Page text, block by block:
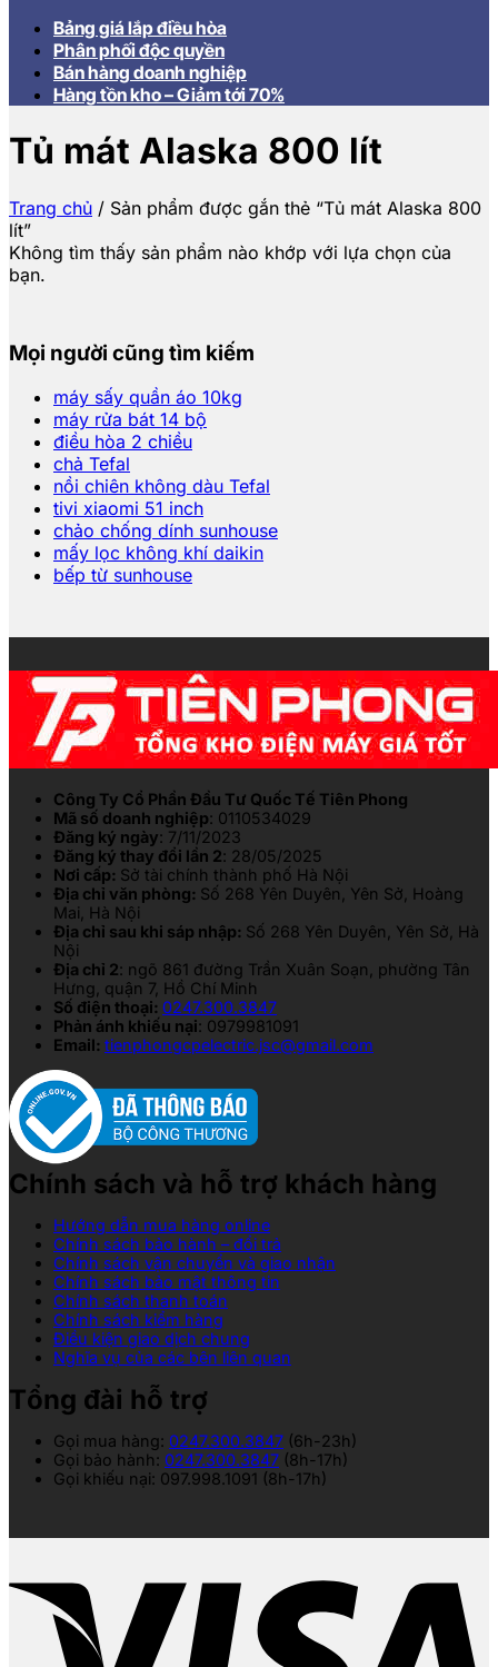
Bảng giá lắp điều hòa
Phân phối độc quyền
Bán hàng doanh nghiệp
Hàng tồn kho – Giảm tới 70%
Tủ mát Alaska 800 lít
Trang chủ / Sản phẩm được gắn thẻ “Tủ mát Alaska 800
lít”
Không tìm thấy sản phẩm nào khớp với lựa chọn của
bạn.
Mọi người cũng tìm kiếm
máy sấy quần áo 10kg
máy rửa bát 14 bộ
điều hòa 2 chiều
chả Tefal
nồi chiên không dàu Tefal
tivi xiaomi 51 inch
chảo chống dính sunhouse
mấy lọc không khí daikin
bếp từ sunhouse
Công Ty Cổ Phần Đầu Tư Quốc Tế Tiên Phong
Mã số doanh nghiệp: 0110534029
Đăng ký ngày: 7/11/2023
Đăng ký thay đổi lần 2: 28/05/2025
Nơi cấp: Sở tài chính thành phố Hà Nội
Địa chỉ văn phòng: Số 268 Yên Duyên, Yên Sở, Hoàng
Mai, Hà Nội
Địa chỉ sau khi sáp nhập: Số 268 Yên Duyên, Yên Sở, Hà
Nội
Địa chỉ 2: ngõ 861 đường Trần Xuân Soạn, phường Tân
Hưng, quận 7, Hồ Chí Minh
Số điện thoại: 0247.300.3847
Phản ánh khiếu nại: 0979981091
Email: tienphongcpelectric.jsc@gmail.com
Chính sách và hỗ trợ khách hàng
Hướng dẫn mua hàng online
Chính sách bảo hành – đổi trả
Chính sách vận chuyển và giao nhận
Chính sách bảo mật thông tin
Chính sách thanh toán
Chính sách kiểm hàng
Điều kiện giao dịch chung
Nghĩa vụ của các bên liên quan
Tổng đài hỗ trợ
Gọi mua hàng: 0247.300.3847 (6h-23h)
Gọi bảo hành: 0247.300.3847 (8h-17h)
Gọi khiếu nại: 097.998.1091 (8h-17h)